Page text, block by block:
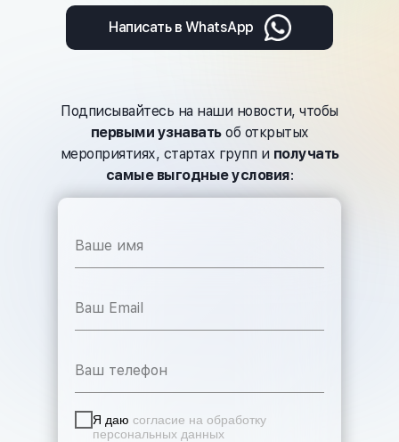
Подписывайтесь на наши новости, чтобы
первыми узнаватьоб открытых
мероприятиях, стартах групп и получать
самые выгодные условия:
Я даю согласие на обработку
персональных данных
Написать в WhatsApp